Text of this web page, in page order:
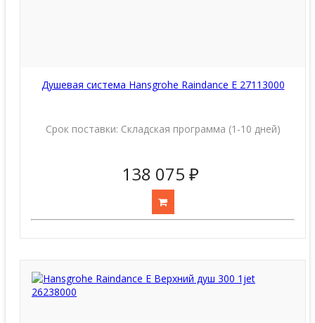
Душевая система Hansgrohe Raindance E 27113000
Срок поставки: Складская программа (1-10 дней)
138 075 ₽